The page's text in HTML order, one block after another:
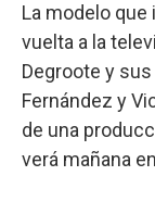
La modelo que
vuelta a la
Degroote y
Fernández y
de una
verá mañana